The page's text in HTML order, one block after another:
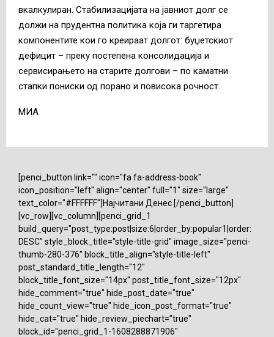
вкалкулиран. Стабилизацијата на јавниот долг се
должи на прудентна политика која ги таргетира
компонентите кои го креираат долгот: буџетскиот
дефицит – преку постепена консолидација и
сервисирањето на старите долгови – по каматни
стапки пониски од порано и повисока рочност.
МИА
[penci_button link="" icon="fa fa-address-book"
icon_position="left" align="center" full="1" size="large"
text_color="#FFFFFF"]Најчитани Денес [/penci_button]
[vc_row][vc_column][penci_grid_1
build_query="post_type:post|size:6|order_by:popular1|order:
DESC" style_block_title="style-title-grid" image_size="penci-
thumb-280-376" block_title_align="style-title-left"
post_standard_title_length="12"
block_title_font_size="14px" post_title_font_size="12px"
hide_comment="true" hide_post_date="true"
hide_count_view="true" hide_icon_post_format="true"
hide_cat="true" hide_review_piechart="true"
block_id="penci_grid_1-1608288871906"